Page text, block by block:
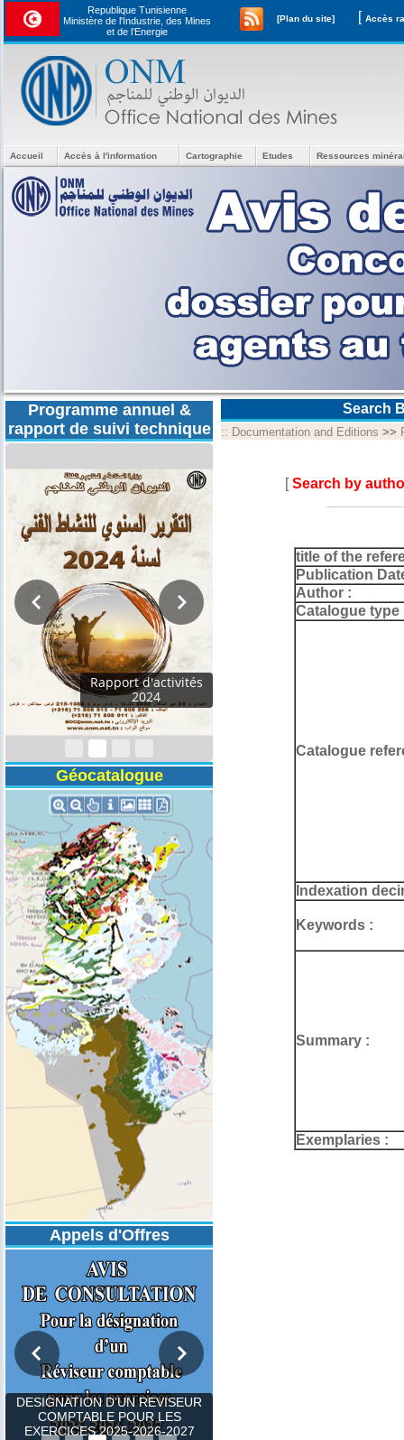
Republique Tunisienne
Ministère de l'Industrie, des Mines
et de l’Energie
[Plan du site] [
Accueil Accès à l'information Cartographie Etudes Ressources
Programme annuel &
rapport de suivi technique
Rapport d'activités
2024
Géocatalogue
Appels d'Offres
DESIGNATION D’UN REVISEUR
COMPTABLE POUR LES
EXERCICES 2025-2026-2027
Search
:: Documentation and Editions >>
[Search by
title of the
Publication
Author :
Catalogue type
Catalogue
Indexation
Keywords :
Summary :
Exemplaries :